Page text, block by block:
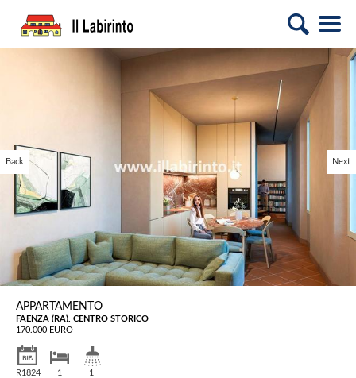
Back Next
APPARTAMENTO
FAENZA (RA), CENTRO STORICO
170.000 EURO
R1824 1 1